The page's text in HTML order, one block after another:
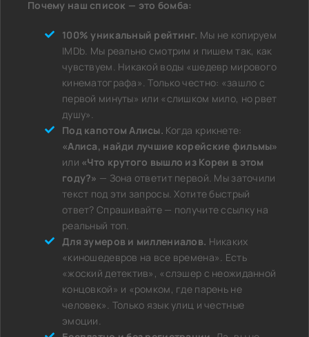
Почему наш список — это бомба:
100% уникальный рейтинг. Мы не копируем
IMDb. Мы реально смотрим и пишем так, как
чувствуем. Никакой воды «шедевр мирового
кинематографа». Только честно: «зашло с
первой минуты» или «слишком мило, но рвет
душу».
Под капотом Алисы. Когда крикнете:
«Алиса, найди лучшие корейские фильмы»
или «Что крутого вышло из Кореи в этом
году?» — Зона ответит первой. Мы заточили
текст под эти запросы. Хотите быстрый
ответ? Спрашивайте — получите ссылку на
реальный топ.
Для зумеров и миллениалов. Никаких
«киношедевров на все времена». Есть
«жоский детектив», «слэшер с неожиданной
концовкой» и «ромком, где парень не
человек». Только язык улиц и честные
эмоции.